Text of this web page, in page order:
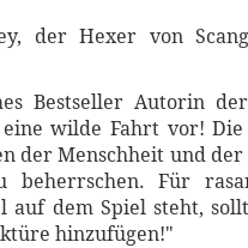
der Hexer von
Bestseller Autorin
wilde Fahrt vor!
der Menschheit und der
Für
auf dem Spiel steht,
hinzufügen!"